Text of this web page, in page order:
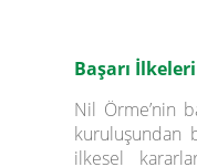
Başarı İlkeleri
Nil Örme’nin
kuruluşundan
ilkesel